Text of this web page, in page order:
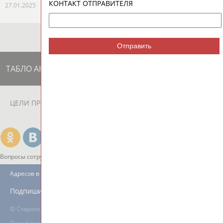
27.01.2025
ТАБЛО АКТИВНОСТИ
ЦЕЛИ ПРОЕКТА
Вопросы сотрудничества и совместной деятельности
© Стадион, 1998-2026
Адресов в новостной рассылке: 996
Подпишись
КОНТАКТ ОТПРАВИТЕЛЯ
Отправить